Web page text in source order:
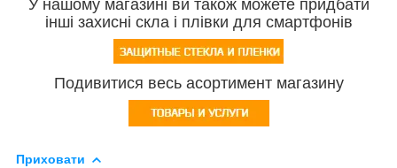
У нашому магазині ви також можете придбати
інші захисні скла і плівки для смартфонів
Подивитися весь асортимент магазину
Приховати